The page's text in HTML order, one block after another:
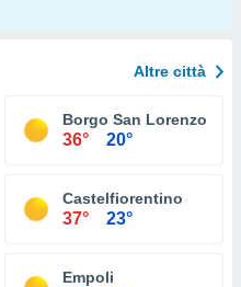
Altre città
Borgo San Lorenzo
36° 20°
Castelfiorentino
37° 23°
Empoli